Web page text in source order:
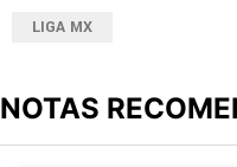
LIGA MX
NOTAS